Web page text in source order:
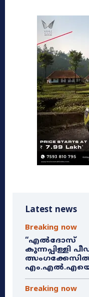
Latest news
Breaking now
“എൽദോസ്
കുന്നപ്പിള്ളി
എം.എൽ.എയെ
Breaking now